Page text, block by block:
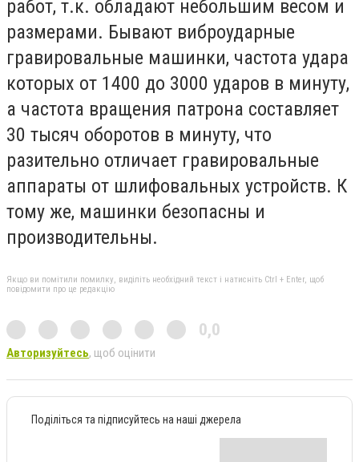
работ, т.к. обладают небольшим весом и
размерами. Бывают виброударные
гравировальные машинки, частота удара
которых от 1400 до 3000 ударов в минуту,
а частота вращения патрона составляет
30 тысяч оборотов в минуту, что
разительно отличает гравировальные
аппараты от шлифовальных устройств. К
тому же, машинки безопасны и
производительны.
Якщо ви помітили помилку, виділіть необхідний текст і натисніть Ctrl + Enter, щоб
повідомити про це редакцію
0,0
Авторизуйтесь, щоб оцінити
Поділіться та підписуйтесь на наші джерела